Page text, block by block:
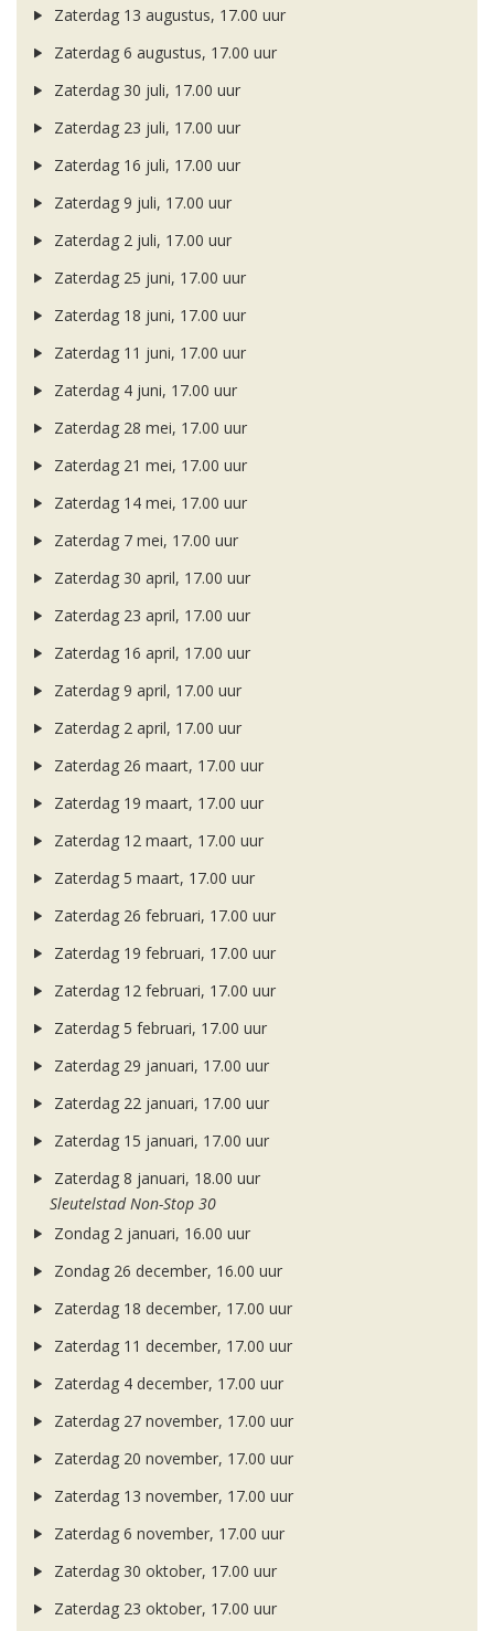
Zaterdag 13 augustus, 17.00 uur
Zaterdag 6 augustus, 17.00 uur
Zaterdag 30 juli, 17.00 uur
Zaterdag 23 juli, 17.00 uur
Zaterdag 16 juli, 17.00 uur
Zaterdag 9 juli, 17.00 uur
Zaterdag 2 juli, 17.00 uur
Zaterdag 25 juni, 17.00 uur
Zaterdag 18 juni, 17.00 uur
Zaterdag 11 juni, 17.00 uur
Zaterdag 4 juni, 17.00 uur
Zaterdag 28 mei, 17.00 uur
Zaterdag 21 mei, 17.00 uur
Zaterdag 14 mei, 17.00 uur
Zaterdag 7 mei, 17.00 uur
Zaterdag 30 april, 17.00 uur
Zaterdag 23 april, 17.00 uur
Zaterdag 16 april, 17.00 uur
Zaterdag 9 april, 17.00 uur
Zaterdag 2 april, 17.00 uur
Zaterdag 26 maart, 17.00 uur
Zaterdag 19 maart, 17.00 uur
Zaterdag 12 maart, 17.00 uur
Zaterdag 5 maart, 17.00 uur
Zaterdag 26 februari, 17.00 uur
Zaterdag 19 februari, 17.00 uur
Zaterdag 12 februari, 17.00 uur
Zaterdag 5 februari, 17.00 uur
Zaterdag 29 januari, 17.00 uur
Zaterdag 22 januari, 17.00 uur
Zaterdag 15 januari, 17.00 uur
Zaterdag 8 januari, 18.00 uur
Sleutelstad Non-Stop 30
Zondag 2 januari, 16.00 uur
Zondag 26 december, 16.00 uur
Zaterdag 18 december, 17.00 uur
Zaterdag 11 december, 17.00 uur
Zaterdag 4 december, 17.00 uur
Zaterdag 27 november, 17.00 uur
Zaterdag 20 november, 17.00 uur
Zaterdag 13 november, 17.00 uur
Zaterdag 6 november, 17.00 uur
Zaterdag 30 oktober, 17.00 uur
Zaterdag 23 oktober, 17.00 uur